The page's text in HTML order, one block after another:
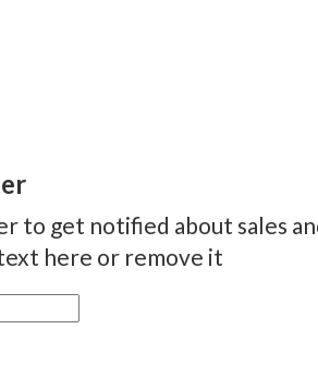
to get notified about sales
here or remove it.